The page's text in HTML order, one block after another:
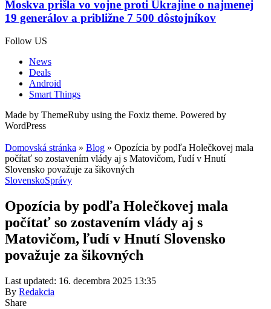
Moskva prišla vo vojne proti Ukrajine o najmenej
19 generálov a približne 7 500 dôstojníkov
Follow US
News
Deals
Android
Smart Things
Made by ThemeRuby using the Foxiz theme. Powered by
WordPress
Domovská stránka » Blog » Opozícia by podľa Holečkovej mala
počítať so zostavením vlády aj s Matovičom, ľudí v Hnutí
Slovensko považuje za šikovných
SlovenskoSprávy
Opozícia by podľa Holečkovej mala
počítať so zostavením vlády aj s
Matovičom, ľudí v Hnutí Slovensko
považuje za šikovných
Last updated: 16. decembra 2025 13:35
By Redakcia
Share